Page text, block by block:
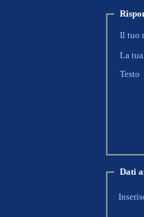
Il tuo
La
Testo
Dati